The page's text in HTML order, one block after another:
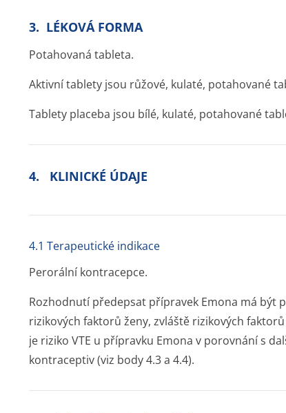
3. LÉKOVÁ FORMA
Potahovaná tableta.
Aktivní tablety jsou růžové, kulaté, potahované
Tablety placeba jsou bílé, kulaté, potahované
4. KLINICKÉ ÚDAJE
4.1 Terapeutické indikace
Perorální kontracepce.
Rozhodnutí předepsat přípravek Emona má být
rizikových faktorů ženy, zvláště rizikových
je riziko VTE u přípravku Emona v porovnání s
kontraceptiv (viz body 4.3 a 4.4).